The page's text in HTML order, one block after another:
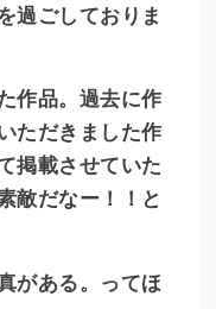
過ごしておりま
作品。過去に作
ただきました作
掲載させていた
敵だなー！！と
がある。ってほ